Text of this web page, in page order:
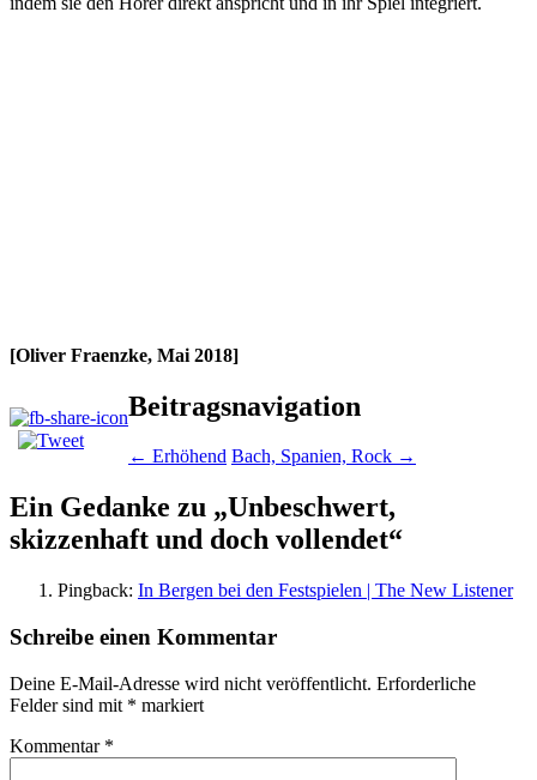
[Oliver Fraenzke, Mai 2018]
Beitragsnavigation
← Erhöhend Bach, Spanien, Rock →
Ein Gedanke zu „Unbeschwert,
skizzenhaft und doch vollendet“
Pingback: In Bergen bei den Festspielen | The New Listener
Schreibe einen Kommentar
Deine E-Mail-Adresse wird nicht veröffentlicht. Erforderliche
Felder sind mit * markiert
Kommentar *